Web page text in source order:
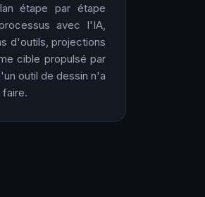
étape par étape
avec l'IA,
d'outils, projections
cible propulsé par
outil de dessin n'a